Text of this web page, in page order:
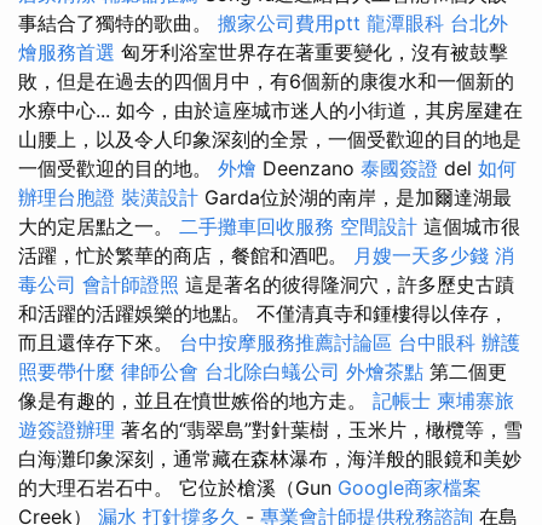
事結合了獨特的歌曲。 搬家公司費用ptt 龍潭眼科 台北外
燴服務首選 匈牙利浴室世界存在著重要變化，沒有被鼓擊
敗，但是在過去的四個月中，有6個新的康復水和一個新的
水療中心... 如今，由於這座城市迷人的小街道，其房屋建在
山腰上，以及令人印象深刻的全景，一個受歡迎的目的地是
一個受歡迎的目的地。 外燴 Deenzano 泰國簽證 del 如何
辦理台胞證 裝潢設計 Garda位於湖的南岸，是加爾達湖最
大的定居點之一。 二手攤車回收服務 空間設計 這個城市很
活躍，忙於繁華的商店，餐館和酒吧。 月嫂一天多少錢 消
毒公司 會計師證照 這是著名的彼得隆洞穴，許多歷史古蹟
和活躍的活躍娛樂的地點。 不僅清真寺和鍾樓得以倖存，
而且還倖存下來。 台中按摩服務推薦討論區 台中眼科 辦護
照要帶什麼 律師公會 台北除白蟻公司 外燴茶點 第二個更
像是有趣的，並且在憤世嫉俗的地方走。 記帳士 柬埔寨旅
遊簽證辦理 著名的“翡翠島”對針葉樹，玉米片，橄欖等，雪
白海灘印象深刻，通常藏在森林瀑布，海洋般的眼鏡和美妙
的大理石岩石中。 它位於槍溪（Gun Google商家檔案
Creek） 漏水 打針撐多久 - 專業會計師提供稅務諮詢 在島